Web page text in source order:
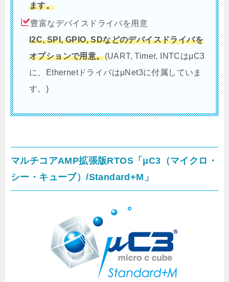
ます。
豊富なデバイスドライバを用意
I2C, SPI, GPIO, SDなどのデバイスドライバを
オプションで用意。(UART, Timer, INTCはμC3
に、EthernetドライバはμNet3に付属していま
す。)
マルチコアAMP拡張版RTOS「μC3（マイクロ・
シー・キューブ）/Standard+M」